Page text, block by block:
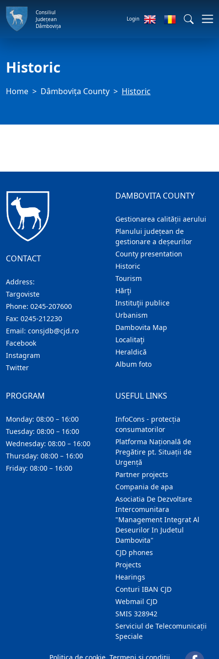
Consiliul
Județean
Dâmbovița
Login
Historic
Home Dâmbovița County Historic
CONTACT
Address:
Targoviste
Phone: 0245-207600
Fax: 0245-212230
Email: consjdb@cjd.ro
Facebook
Instagram
Twitter
DAMBOVITA COUNTY
Gestionarea calității aerului
Planului județean de
gestionare a deșeurilor
County presentation
Historic
Tourism
Hărţi
Instituţii publice
Urbanism
Dambovita Map
Localitaţi
Heraldică
Album foto
USEFUL LINKS
InfoCons - protecția
consumatorilor
Platforma Națională de
Pregătire pt. Situații de
Urgență
Partner projects
Compania de apa
Asociatia De Dezvoltare
Intercomunitara
"Management Integrat Al
Deseurilor In Judetul
Dambovita"
CJD phones
Projects
Hearings
Conturi IBAN CJD
Webmail CJD
SMIS 328942
Serviciul de Telecomunicații
Speciale
PROGRAM
Monday: 08:00 – 16:00
Tuesday: 08:00 – 16:00
Wednesday: 08:00 – 16:00
Thursday: 08:00 – 16:00
Friday: 08:00 – 16:00